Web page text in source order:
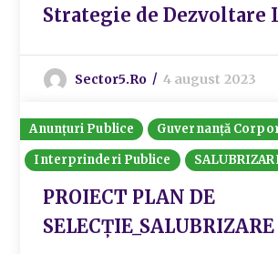
Strategie de Dezvoltare
Sector5.ro 4 august 2023
Anunțuri Publice
Guvernanță
Interprinderi Publice
PROIECT PLAN DE
SELECȚIE_SALUBRIZARE